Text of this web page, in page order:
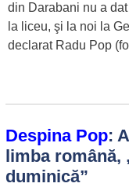
din Darabani nu a
la liceu, şi la noi la
declarat Radu Pop
Despina Pop:
limba română,
duminică”